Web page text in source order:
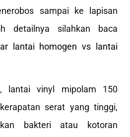
sampai ke lapisan
detailnya silahkan baca
lantai homogen vs lantai
lantai vinyl mipolam 150
serat yang tinggi,
bakteri atau kotoran